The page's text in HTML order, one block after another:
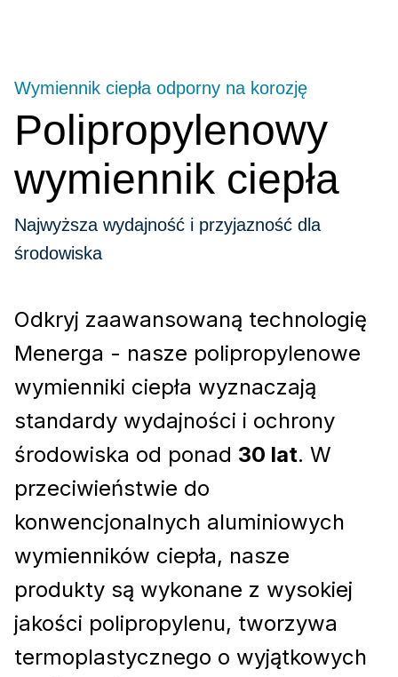
Polipropylenowy
wymiennik ciepła
Najwyższa wydajność i przyjazność dla
środowiska
Wymiennik ciepła odporny na korozję
Odkryj zaawansowaną technologię
Menerga - nasze polipropylenowe
wymienniki ciepła wyznaczają
standardy wydajności i ochrony
środowiska od ponad 30 lat. W
przeciwieństwie do
konwencjonalnych aluminiowych
wymienników ciepła, nasze
produkty są wykonane z wysokiej
jakości polipropylenu, tworzywa
termoplastycznego o wyjątkowych